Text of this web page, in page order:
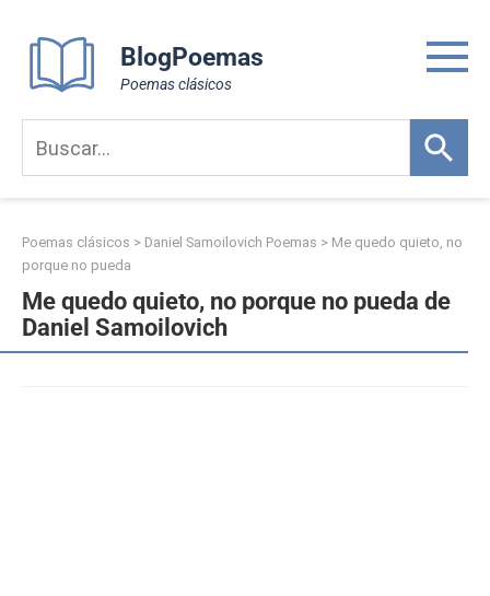
content
BlogPoemas
Poemas clásicos
Poemas clásicos > Daniel Samoilovich Poemas > Me quedo quieto, no
porque no pueda
Me quedo quieto, no porque no pueda de
Daniel Samoilovich